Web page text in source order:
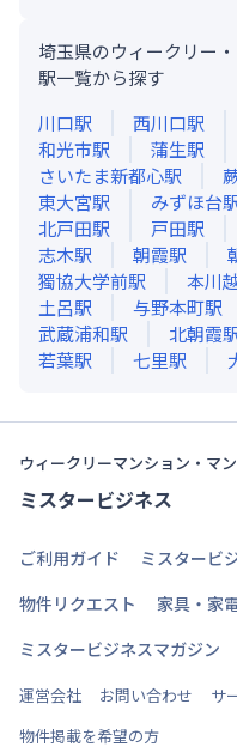
埼玉県のウィークリー
駅一覧から探す
川口駅 西川口駅
和光市駅 蒲生駅
さいたま新都心駅
東大宮駅 みずほ台
北戸田駅 戸田駅
志木駅 朝霞駅
獨協大学前駅 本川
土呂駅 与野本町駅
武蔵浦和駅 北朝霞
若葉駅 七里駅
ウィークリーマンション・マ
ミスタービジネス
ご利用ガイド
ミスタービ
物件リクエスト
家具・家
ミスタービジネスマガジン
運営会社 お問い合わせ サ
物件掲載を希望の方